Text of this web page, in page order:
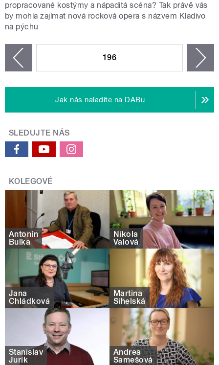
propracované kostýmy a nápaditá scéna? Tak právě vás
by mohla zajímat nová rocková opera s názvem Kladivo
na pýchu
196
Jak nás naladíte na DABu
SLEDUJTE NÁS
KOLEGOVÉ
Antonín
Bulka
Nikola
Valová
Jana
Chládková
Martina
Sihelská
Stanislav
Jurík
Andrea
Samešová